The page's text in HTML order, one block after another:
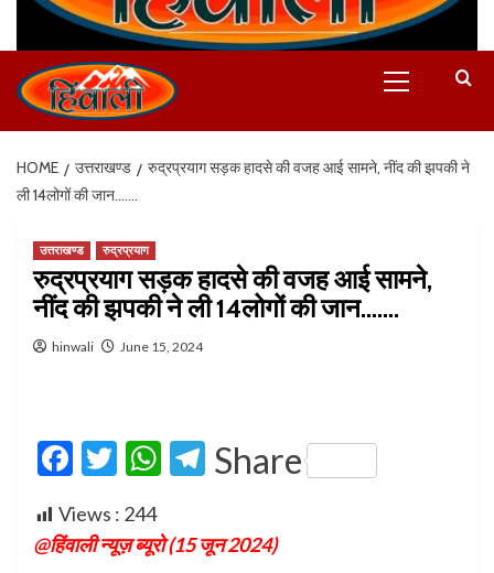
HOME उत्तराखण्ड
रुद्रप्रयाग सड़क हादसे की वजह आई सामने, नींद की झपकी ने
ली 14लोगों की जान…….
उत्तराखण्ड रुद्रप्रयाग
रुद्रप्रयाग सड़क हादसे की वजह आई सामने,
नींद की झपकी ने ली 14लोगों की जान…….
hinwali June 15, 2024
Facebook
Twitter
WhatsApp
Telegram
Share
Views : 244
@हिंवाली न्यूज़ ब्यूरो (15 जून 2024)